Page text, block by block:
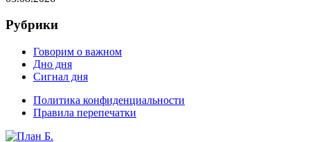
Рубрики
Говорим о важном
Дно дня
Сигнал дня
Политика конфиденциальности
Правила перепечатки